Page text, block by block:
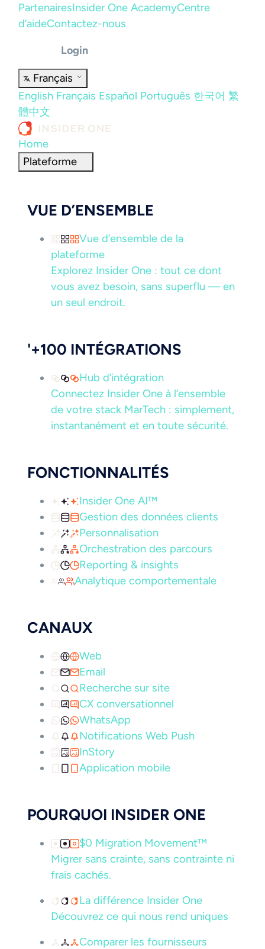
PartenairesInsider One AcademyCentre
d’aideContactez-nous
Login
Français
English Français Español Português 한국어 繁
體中文
Home
Plateforme
VUE D’ENSEMBLE
Vue d’ensemble de la
plateforme
Explorez Insider One : tout ce dont
vous avez besoin, sans superflu — en
un seul endroit.
'+100 INTÉGRATIONS
Hub d’intégration
Connectez Insider One à l’ensemble
de votre stack MarTech : simplement,
instantanément et en toute sécurité.
FONCTIONNALITÉS
Insider One AI™
Gestion des données clients
Personnalisation
Orchestration des parcours
Reporting & insights
Analytique comportementale
CANAUX
Web
Email
Recherche sur site
CX conversationnel
WhatsApp
Notifications Web Push
InStory
Application mobile
POURQUOI INSIDER ONE
$0 Migration Movement™
Migrer sans crainte, sans contrainte ni
frais cachés.
La différence Insider One
Découvrez ce qui nous rend uniques
Comparer les fournisseurs